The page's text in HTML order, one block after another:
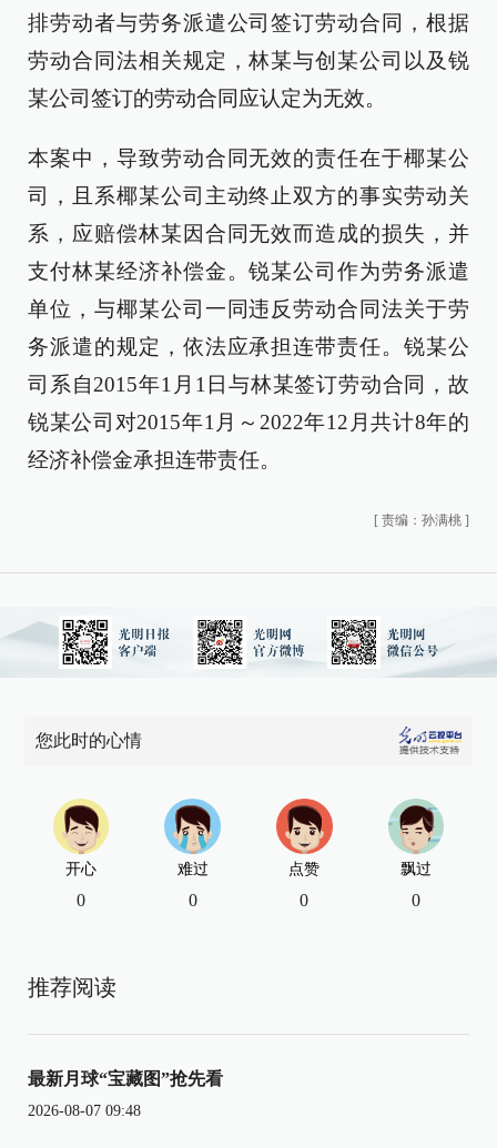
排劳动者与劳务派遣公司签订劳动合同，根据
劳动合同法相关规定，林某与创某公司以及锐
某公司签订的劳动合同应认定为无效。
本案中，导致劳动合同无效的责任在于椰某公
司，且系椰某公司主动终止双方的事实劳动关
系，应赔偿林某因合同无效而造成的损失，并
支付林某经济补偿金。锐某公司作为劳务派遣
单位，与椰某公司一同违反劳动合同法关于劳
务派遣的规定，依法应承担连带责任。锐某公
司系自2015年1月1日与林某签订劳动合同，故
锐某公司对2015年1月～2022年12月共计8年的
经济补偿金承担连带责任。
[ 责编：孙满桃 ]
您此时的心情
开心
0
难过
0
点赞
0
飘过
0
推荐阅读
最新月球“宝藏图”抢先看
2026-08-07 09:48